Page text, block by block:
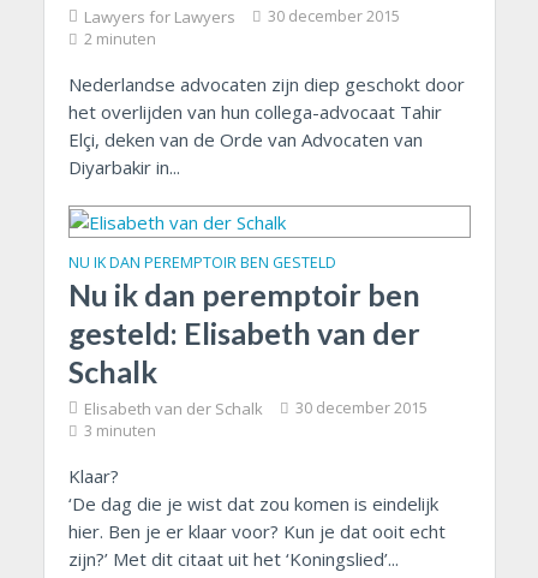
Lawyers for Lawyers
30 december 2015
2 minuten
Nederlandse advocaten zijn diep geschokt door
het overlijden van hun collega-advocaat Tahir
Elçi, deken van de Orde van Advocaten van
Diyarbakir in...
NU IK DAN PEREMPTOIR BEN GESTELD
Nu ik dan peremptoir ben
gesteld: Elisabeth van der
Schalk
Elisabeth van der Schalk
30 december 2015
3 minuten
Klaar?
‘De dag die je wist dat zou komen is eindelijk
hier. Ben je er klaar voor? Kun je dat ooit echt
zijn?’ Met dit citaat uit het ‘Koningslied’...